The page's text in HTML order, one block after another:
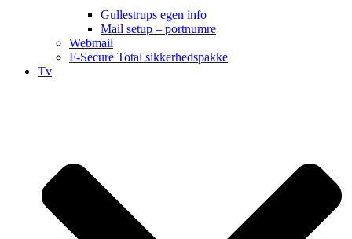
Gullestrups egen info
Mail setup – portnumre
Webmail
F-Secure Total sikkerhedspakke
Tv